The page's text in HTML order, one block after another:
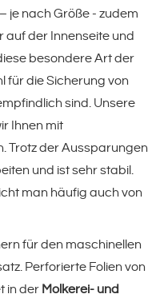
je nach Größe - zudem
auf der Innenseite und
besondere Art der
für die Sicherung von
sind. Unsere
Ihnen mit
Trotz der Aussparungen
und ist sehr stabil.
man häufig auch von
für den maschinellen
Perforierte Folien von
in der Molkerei- und